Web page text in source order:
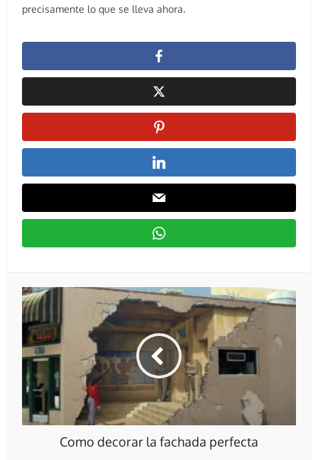
precisamente lo que se lleva ahora.
Como decorar la fachada perfecta